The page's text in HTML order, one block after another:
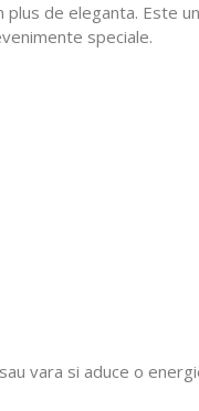
de eleganta. Este
speciale.
vara si aduce o